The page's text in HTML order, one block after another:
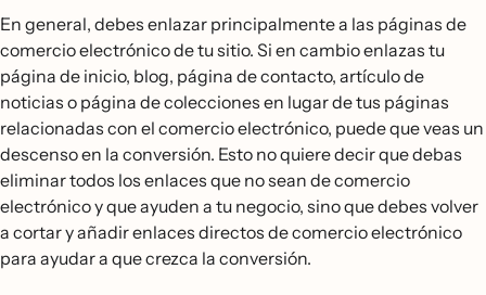
En general, debes enlazar principalmente a las páginas de
comercio electrónico de tu sitio. Si en cambio enlazas tu
página de inicio, blog, página de contacto, artículo de
noticias o página de colecciones en lugar de tus páginas
relacionadas con el comercio electrónico, puede que veas un
descenso en la conversión. Esto no quiere decir que debas
eliminar todos los enlaces que no sean de comercio
electrónico y que ayuden a tu negocio, sino que debes volver
a cortar y añadir enlaces directos de comercio electrónico
para ayudar a que crezca la conversión.